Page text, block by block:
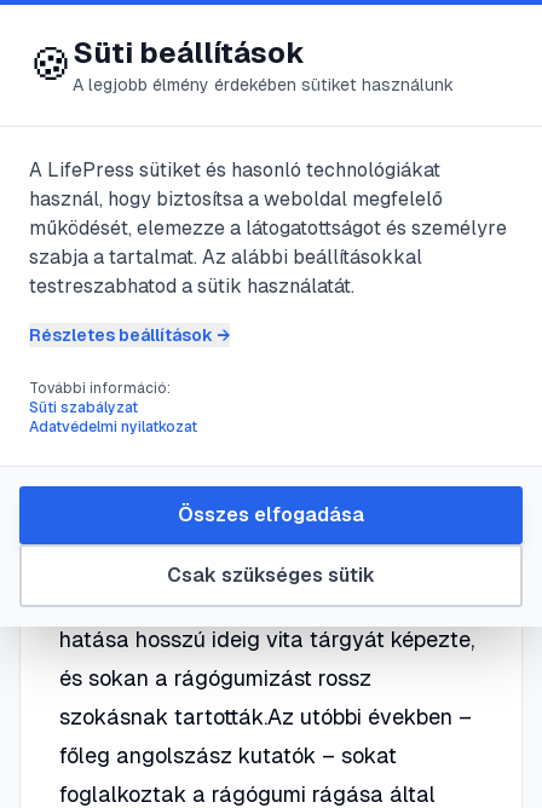
😍 LifePress
2021. január 27.·3perc olvasás
A rágógumi szerepe
a fogszuvasodás
megelőzésében
#cukorfogyasztás
#rágógumi #xilit
Bár a rágógumi nem tartozik a
táplálékokhoz, a fogazatra gyakorolt
hatása hosszú ideig vita tárgyát képezte,
és sokan a rágógumizást rossz
szokásnak tartották.Az utóbbi években –
főleg angolszász kutatók – sokat
foglalkoztak a rágógumi rágása által
🍪Süti beállítások
A legjobb élmény érdekében sütiket használunk
A LifePress sütiket és hasonló technológiákat
használ, hogy biztosítsa a weboldal megfelelő
működését, elemezze a látogatottságot és személyre
szabja a tartalmat. Az alábbi beállításokkal
testreszabhatod a sütik használatát.
Részletes beállítások →
További információ:
Süti szabályzat
Adatvédelmi nyilatkozat
Csak szükséges sütik
Összes elfogadása